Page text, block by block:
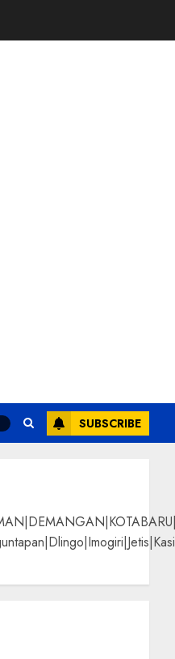
SUBSCRIBE